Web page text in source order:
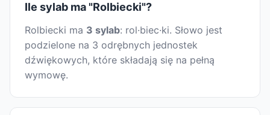
Ile sylab ma "Rolbiecki"?
Rolbiecki ma 3 sylab: rol·biec·ki. Słowo jest
podzielone na 3 odrębnych jednostek
dźwiękowych, które składają się na pełną
wymowę.